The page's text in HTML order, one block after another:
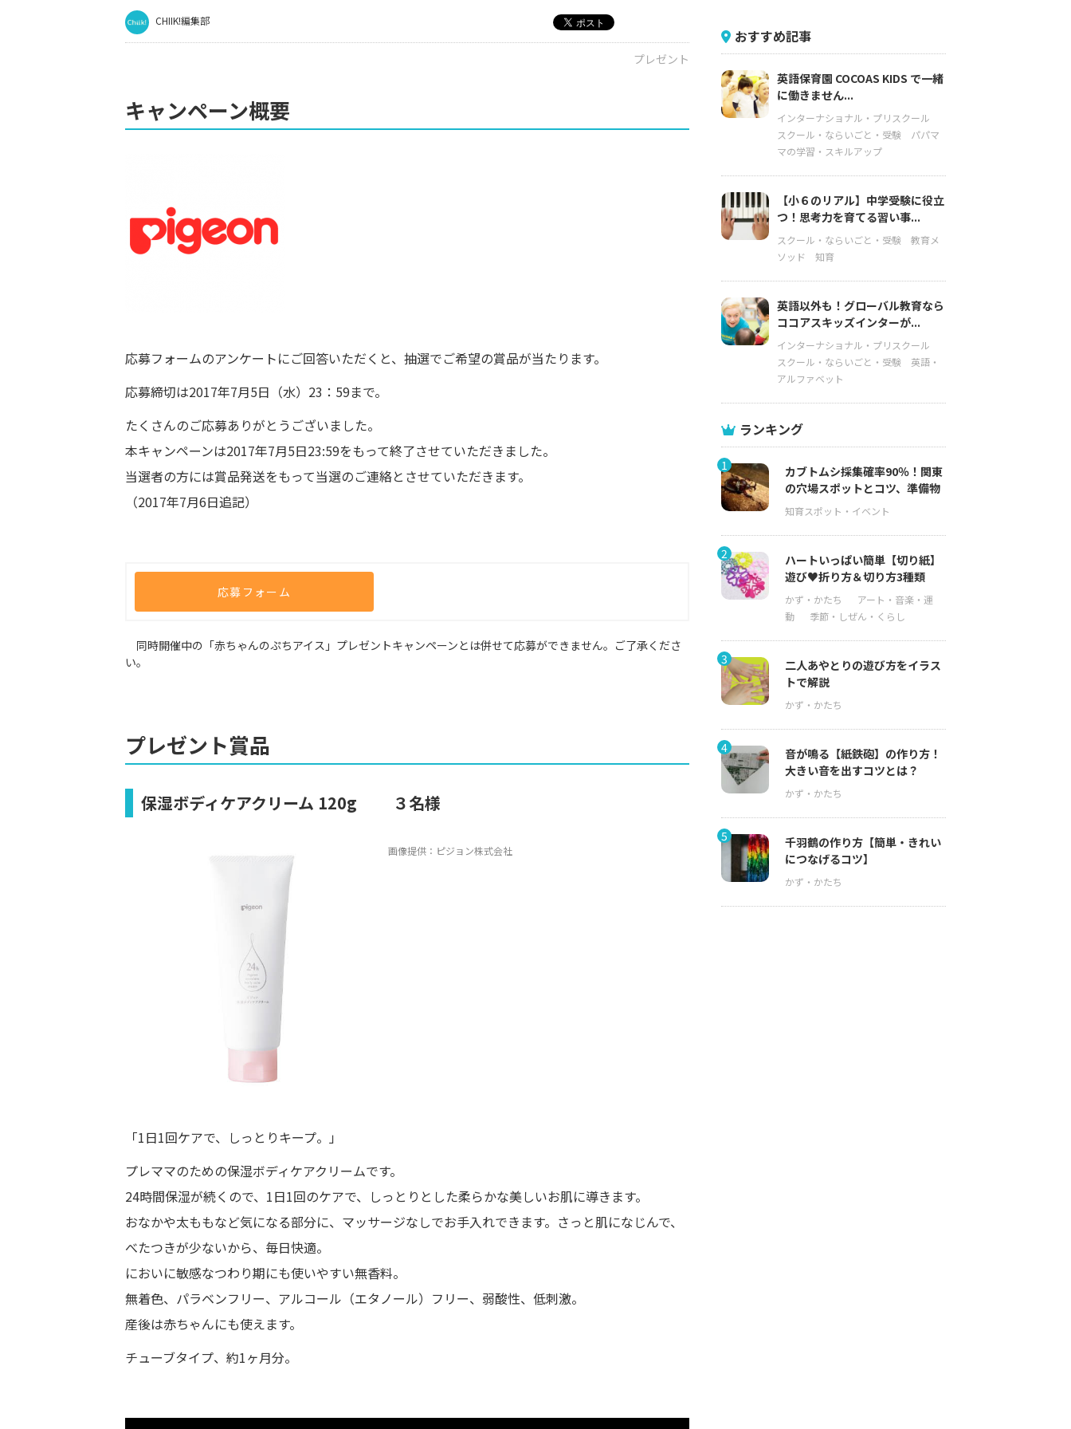
CHIIK!編集部
プレゼント
キャンペーン概要
応募フォームのアンケートにご回答いただくと、抽選でご希望の賞品が当たります。
応募締切は2017年7月5日（水）23：59まで。
たくさんのご応募ありがとうございました。
本キャンペーンは2017年7月5日23:59をもって終了させていただきました。
当選者の方には賞品発送をもって当選のご連絡とさせていただきます。
（2017年7月6日追記）
応募フォーム
同時開催中の「赤ちゃんのぷちアイス」プレゼントキャンペーンとは併せて応募ができません。ご了承くださ
い。
プレゼント賞品
保湿ボディケアクリーム 120g ３名様
画像提供：ピジョン株式会社
「1日1回ケアで、しっとりキープ。」
プレママのための保湿ボディケアクリームです。
24時間保湿が続くので、1日1回のケアで、しっとりとした柔らかな美しいお肌に導きます。
おなかや太ももなど気になる部分に、マッサージなしでお手入れできます。さっと肌になじんで、
べたつきが少ないから、毎日快適。
においに敏感なつわり期にも使いやすい無香料。
無着色、パラベンフリー、アルコール（エタノール）フリー、弱酸性、低刺激。
産後は赤ちゃんにも使えます。
チューブタイプ、約1ヶ月分。
おすすめ記事
英語保育園 COCOAS KIDS で一緒
に働きません...
インターナショナル・プリスクール
スクール・ならいごと・受験
パパマ
マの学習・スキルアップ
【小６のリアル】中学受験に役立
つ！思考力を育てる習い事...
スクール・ならいごと・受験
教育メ
ソッド
知育
英語以外も！グローバル教育なら
ココアスキッズインターが...
インターナショナル・プリスクール
スクール・ならいごと・受験
英語・
アルファベット
ランキング
1
カブトムシ採集確率90％！関東
の穴場スポットとコツ、準備物
2
ハートいっぱい簡単【切り紙】
遊び♥折り方＆切り方3種類
3
二人あやとりの遊び方をイラス
トで解説
4
音が鳴る【紙鉄砲】の作り方！
大きい音を出すコツとは？
5
千羽鶴の作り方【簡単・きれい
につなげるコツ】